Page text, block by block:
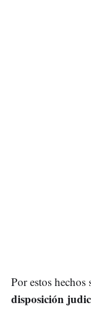
Por estos
disposición